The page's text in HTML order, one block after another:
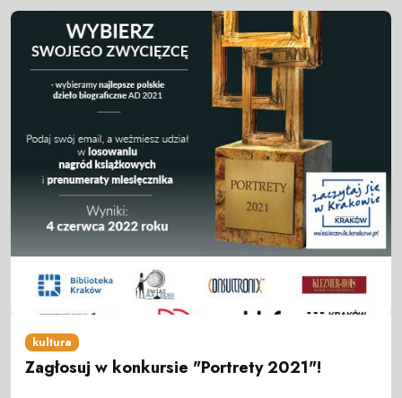
kultura
Zagłosuj w konkursie "Portrety 2021"!